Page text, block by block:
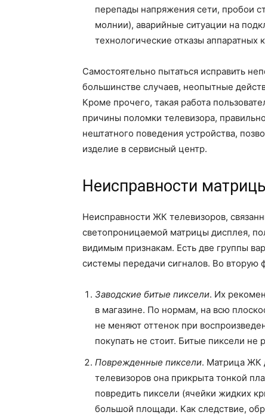
перепады напряжения сети, пробои
молнии), аварийные ситуации на
технологические отказы аппаратных
Самостоятельно пытаться исправить
большинстве случаев, неопытные
Кроме прочего, такая работа
причины поломки телевизора,
нештатного поведения устройства,
изделие в сервисный центр.
Неисправности
Неисправности ЖК телевизоров,
светопроницаемой матрицы дисплея,
видимым признакам. Есть две группы
системы передачи сигналов. Во
Заводские битые пиксели. Их
в магазине. По нормам, на всю
не меняют оттенок при
покупать не стоит. Битые пиксели не
Поврежденные пиксели. Матрица ЖК
телевизоров она прикрыта тонкой
повредить пиксели (ячейки жидких
большой площади. Как следствие,